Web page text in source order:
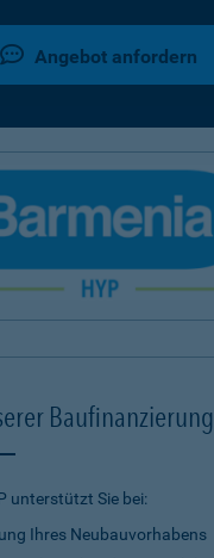
Angebot anfordern
Baufinanzierung
unterstützt Sie bei:
Ihres Neubauvorhabens